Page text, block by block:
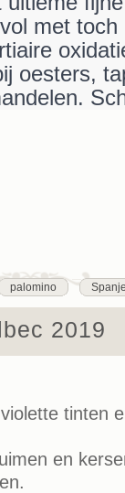
met
oesters,
palomino
2019
tinten
en